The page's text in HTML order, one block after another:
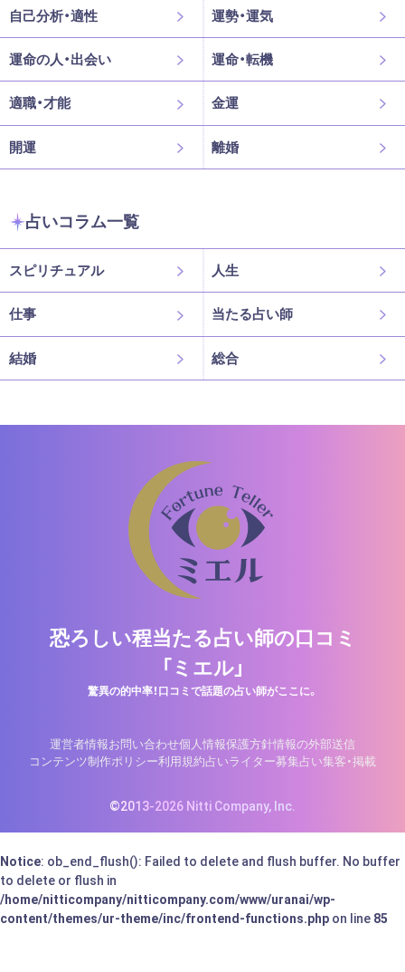
自己分析・適性 運勢・運気
運命の人・出会い 運命・転機
適職・才能 金運
開運 離婚
占いコラム一覧
スピリチュアル 人生
仕事 当たる占い師
結婚 総合
恐ろしい程当たる占い師の口コミ
「ミエル」
驚異の的中率！口コミで話題の占い師がここに。
運営者情報お問い合わせ個人情報保護方針情報の外部送信
コンテンツ制作ポリシー利用規約占いライター募集占い集客・掲載
©2013-2026 Nitti Company, Inc.
Notice: ob_end_flush(): Failed to delete and flush buffer. No buffer
to delete or flush in
/home/nitticompany/nitticompany.com/www/uranai/wp-
content/themes/ur-theme/inc/frontend-functions.php on line 85